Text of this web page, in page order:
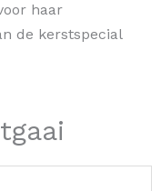
haar
de kerstspecial